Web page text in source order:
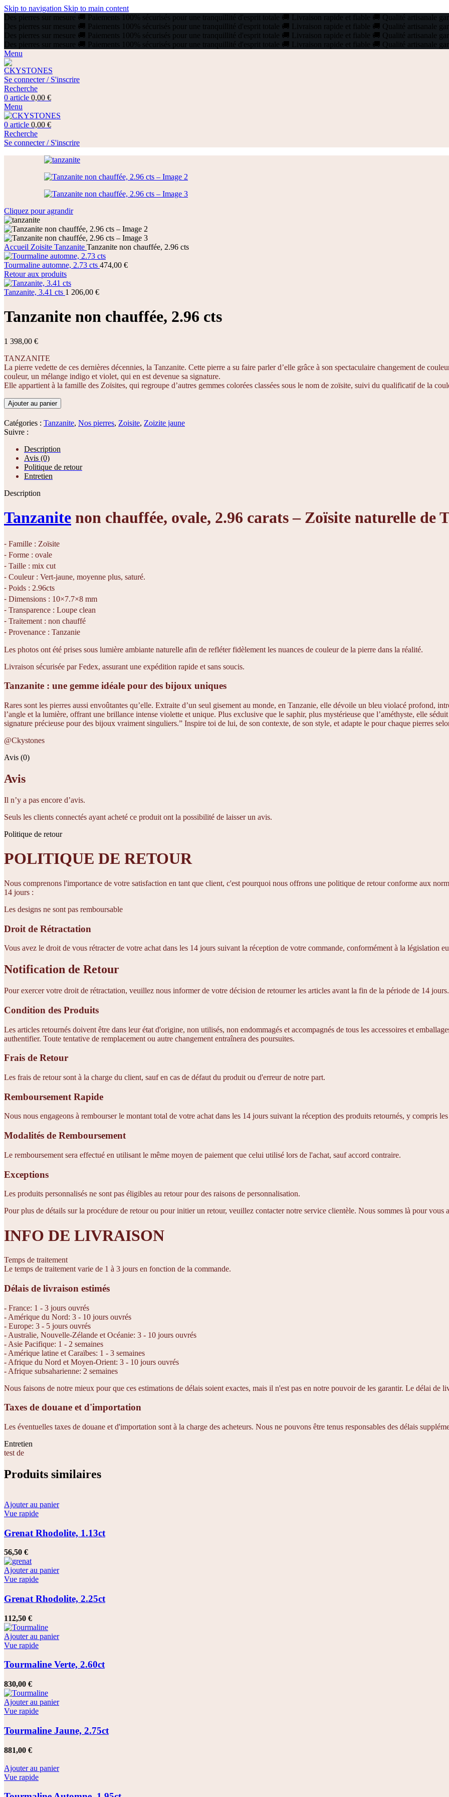
Skip to navigation Skip to main content
Des pierres sur mesure 🚚 Paiements 100% sécurisés pour une tranquillité d'esprit totale 🚚 Livraison rapide et fiable 🚚 Qualité artisanale
Des pierres sur mesure 🚚 Paiements 100% sécurisés pour une tranquillité d'esprit totale 🚚 Livraison rapide et fiable 🚚 Qualité artisanale
Des pierres sur mesure 🚚 Paiements 100% sécurisés pour une tranquillité d'esprit totale 🚚 Livraison rapide et fiable 🚚 Qualité artisanale
Des pierres sur mesure 🚚 Paiements 100% sécurisés pour une tranquillité d'esprit totale 🚚 Livraison rapide et fiable 🚚 Qualité artisanale
Menu
Se connecter / S'inscrire
Recherche
0 article 0,00 €
Menu
0 article 0,00 €
Recherche
Se connecter / S'inscrire
Cliquez pour agrandir
Accueil Zoisite Tanzanite Tanzanite non chauffée, 2.96 cts
Tourmaline automne, 2.73 cts 474,00 €
Retour aux produits
Tanzanite, 3.41 cts 1 206,00 €
Tanzanite non chauffée, 2.96 cts
1 398,00 €
TANZANITE
La pierre vedette de ces dernières décennies, la Tanzanite. Cette pierre a su faire parler d’elle grâce à son spectaculaire changement de
couleur, un mélange indigo et violet, qui en est devenue sa signature.
Elle appartient à la famille des Zoïsites, qui regroupe d’autres gemmes colorées classées sous le nom de zoïsite, suivi du qualificatif de la
Ajouter au panier
Catégories : Tanzanite, Nos pierres, Zoisite, Zoizite jaune
Suivre :
Description
Avis (0)
Politique de retour
Entretien
Description
Tanzanite non chauffée, ovale, 2.96 carats – Zoïsite naturelle de
⁃ Famille : Zoïsite
⁃ Forme : ovale
⁃ Taille : mix cut
⁃ Couleur : Vert-jaune, moyenne plus, saturé.
⁃ Poids : 2.96cts
⁃ Dimensions : 10×7.7×8 mm
⁃ Transparence : Loupe clean
⁃ Traitement : non chauffé
⁃ Provenance : Tanzanie
Les photos ont été prises sous lumière ambiante naturelle afin de refléter fidèlement les nuances de couleur de la pierre dans la réalité.
Livraison sécurisée par Fedex, assurant une expédition rapide et sans soucis.
Tanzanite : une gemme idéale pour des bijoux uniques
Rares sont les pierres aussi envoûtantes qu’elle. Extraite d’un seul gisement au monde, en Tanzanie, elle dévoile un bleu violacé profond,
l’angle et la lumière, offrant une brillance intense violette et unique. Plus exclusive que le saphir, plus mystérieuse que l’améthyste, elle
signature précieuse pour des bijoux vraiment singuliers.” Inspire toi de lui, de son contexte, de son style, et adapte le pour chaque pierres
@Ckystones
Avis (0)
Avis
Il n’y a pas encore d’avis.
Seuls les clients connectés ayant acheté ce produit ont la possibilité de laisser un avis.
Politique de retour
POLITIQUE DE RETOUR
Nous comprenons l'importance de votre satisfaction en tant que client, c'est pourquoi nous offrons une politique de retour conforme aux
14 jours :
Les designs ne sont pas remboursable
Droit de Rétractation
Vous avez le droit de vous rétracter de votre achat dans les 14 jours suivant la réception de votre commande, conformément à la législation
Notification de Retour
Pour exercer votre droit de rétractation, veuillez nous informer de votre décision de retourner les articles avant la fin de la période de 14 jours.
Condition des Produits
Les articles retournés doivent être dans leur état d'origine, non utilisés, non endommagés et accompagnés de tous les accessoires et
authentifier. Toute tentative de remplacement ou autre changement entraînera des poursuites.
Frais de Retour
Les frais de retour sont à la charge du client, sauf en cas de défaut du produit ou d'erreur de notre part.
Remboursement Rapide
Nous nous engageons à rembourser le montant total de votre achat dans les 14 jours suivant la réception des produits retournés, y compris
Modalités de Remboursement
Le remboursement sera effectué en utilisant le même moyen de paiement que celui utilisé lors de l'achat, sauf accord contraire.
Exceptions
Les produits personnalisés ne sont pas éligibles au retour pour des raisons de personnalisation.
Pour plus de détails sur la procédure de retour ou pour initier un retour, veuillez contacter notre service clientèle. Nous sommes là pour vous
INFO DE LIVRAISON
Temps de traitement
Le temps de traitement varie de 1 à 3 jours en fonction de la commande.
Délais de livraison estimés
- France: 1 - 3 jours ouvrés
- Amérique du Nord: 3 - 10 jours ouvrés
- Europe: 3 - 5 jours ouvrés
- Australie, Nouvelle-Zélande et Océanie: 3 - 10 jours ouvrés
- Asie Pacifique: 1 - 2 semaines
- Amérique latine et Caraïbes: 1 - 3 semaines
- Afrique du Nord et Moyen-Orient: 3 - 10 jours ouvrés
- Afrique subsaharienne: 2 semaines
Nous faisons de notre mieux pour que ces estimations de délais soient exactes, mais il n'est pas en notre pouvoir de les garantir. Le délai
Taxes de douane et d'importation
Les éventuelles taxes de douane et d'importation sont à la charge des acheteurs. Nous ne pouvons être tenus responsables des délais
Entretien
test de
Produits similaires
Ajouter au panier
Vue rapide
Grenat Rhodolite, 1.13ct
56,50 €
Ajouter au panier
Vue rapide
Grenat Rhodolite, 2.25ct
112,50 €
Ajouter au panier
Vue rapide
Tourmaline Verte, 2.60ct
830,00 €
Ajouter au panier
Vue rapide
Tourmaline Jaune, 2.75ct
881,00 €
Ajouter au panier
Vue rapide